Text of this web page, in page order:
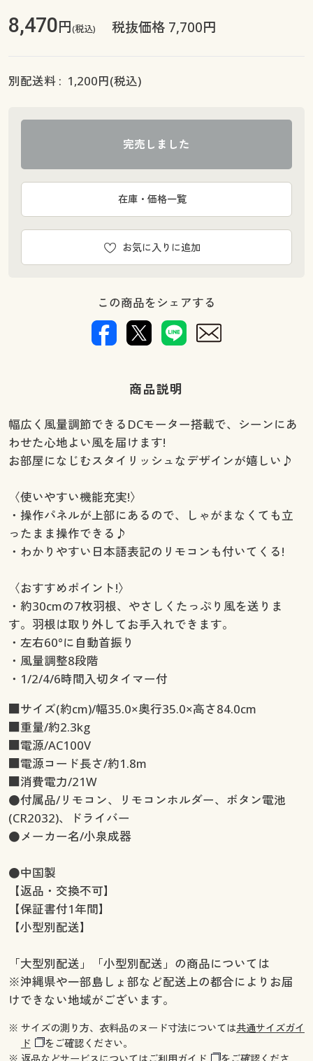
ご利用ガイド
よくある質問とお問い合わせ
8,470円(税込) 税抜価格 7,700円
別配送料 : 1,200円(税込)
完売しました
お気に入りに追加
在庫・価格一覧
この商品をシェアする
商品説明
幅広く風量調節できるDCモーター搭載で、シーンにあ
わせた心地よい風を届けます!
お部屋になじむスタイリッシュなデザインが嬉しい♪
〈使いやすい機能充実!〉
・操作パネルが上部にあるので、しゃがまなくても立
ったまま操作できる♪
・わかりやすい日本語表記のリモコンも付いてくる!
〈おすすめポイント!〉
・約30cmの7枚羽根、やさしくたっぷり風を送りま
す。羽根は取り外してお手入れできます。
・左右60°に自動首振り
・風量調整8段階
・1/2/4/6時間入切タイマー付
■サイズ(約cm)/幅35.0×奥行35.0×高さ84.0cm
■重量/約2.3kg
■電源/AC100V
■電源コード長さ/約1.8m
■消費電力/21W
●付属品/リモコン、リモコンホルダー、ボタン電池
(CR2032)、ドライバー
●メーカー名/小泉成器
●中国製
【返品・交換不可】
【保証書付1年間】
【小型別配送】
「大型別配送」「小型別配送」の商品については
※沖縄県や一部島しょ部など配送上の都合によりお届
けできない地域がございます。
※ サイズの測り方、衣料品のヌード寸法については共通サイズガイ
ド
をご確認ください。